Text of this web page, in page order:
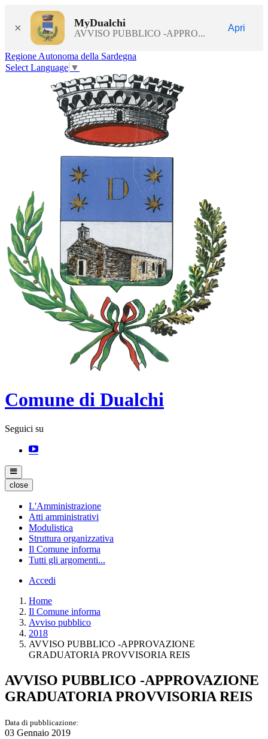
× MyDualchi
AVVISO PUBBLICO -APPRO...
Apri
Regione Autonoma della Sardegna
Select Language ▼
Comune di Dualchi
Seguici su
close
L'Amministrazione
Atti amministrativi
Modulistica
Struttura organizzativa
Il Comune informa
Tutti gli argomenti...
Accedi
Home
Il Comune informa
Avviso pubblico
2018
AVVISO PUBBLICO -APPROVAZIONE
GRADUATORIA PROVVISORIA REIS
AVVISO PUBBLICO -APPROVAZIONE
GRADUATORIA PROVVISORIA REIS
Data di pubblicazione:
03 Gennaio 2019